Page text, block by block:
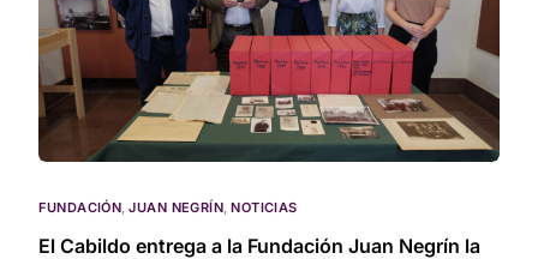
FUNDACIÓN ,JUAN NEGRÍN ,NOTICIAS
El Cabildo entrega a la Fundación Juan Negrín la